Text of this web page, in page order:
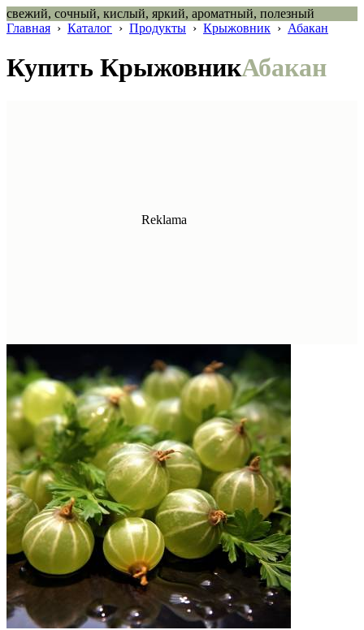
свежий, сочный, кислый, яркий, ароматный, полезный
Главная › Каталог › Продукты › Крыжовник › Абакан
Купить КрыжовникАбакан